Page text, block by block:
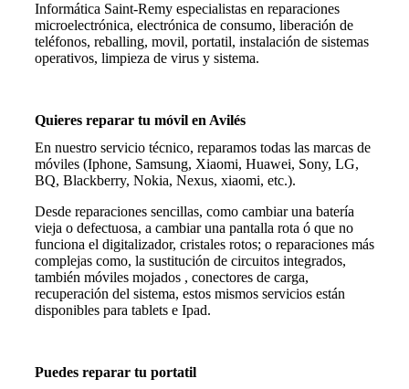
Informática Saint-Remy especialistas en reparaciones
microelectrónica, electrónica de consumo, liberación de
teléfonos, reballing, movil, portatil, instalación de sistemas
operativos, limpieza de virus y sistema.
Quieres reparar tu móvil en Avilés
En nuestro servicio técnico, reparamos todas las marcas de
móviles (Iphone, Samsung, Xiaomi, Huawei, Sony, LG,
BQ, Blackberry, Nokia, Nexus, xiaomi, etc.).
Desde reparaciones sencillas, como cambiar una batería
vieja o defectuosa, a cambiar una pantalla rota ó que no
funciona el digitalizador, cristales rotos; o reparaciones más
complejas como, la sustitución de circuitos integrados,
también móviles mojados , conectores de carga,
recuperación del sistema, estos mismos servicios están
disponibles para tablets e Ipad.
Puedes reparar tu portatil